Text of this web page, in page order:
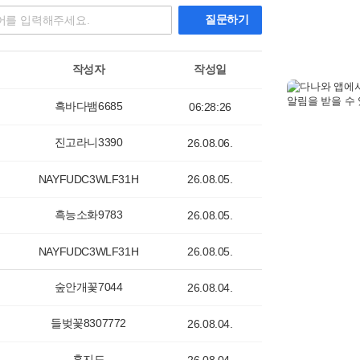
질문하기
작성자 작성일
흑바다뱀6685 06:28:26
진고라니3390 26.08.06.
NAYFUDC3WLF31H 26.08.05.
흑능소화9783 26.08.05.
NAYFUDC3WLF31H 26.08.05.
숲안개꽃7044 26.08.04.
들벚꽃8307772 26.08.04.